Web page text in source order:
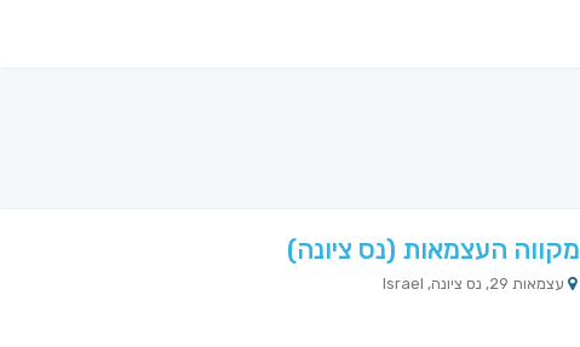
מקווה העצמאות (נס ציונה)
עצמאות 29, נס ציונה, Israel